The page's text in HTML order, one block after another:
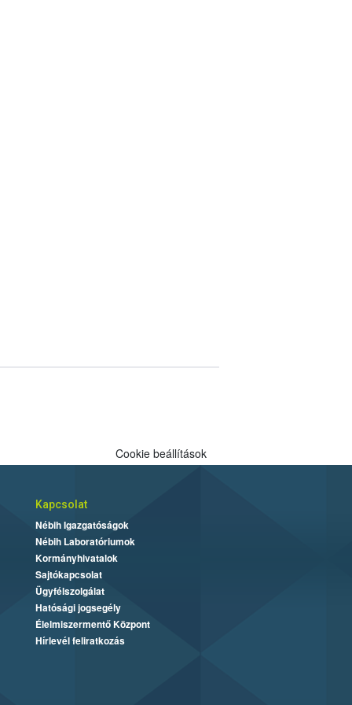
Cookie beállítások
Kapcsolat
Nébih Igazgatóságok
Nébih Laboratóriumok
Kormányhivatalok
Sajtókapcsolat
Ügyfélszolgálat
Hatósági jogsegély
Élelmiszermentő Központ
Hírlevél feliratkozás